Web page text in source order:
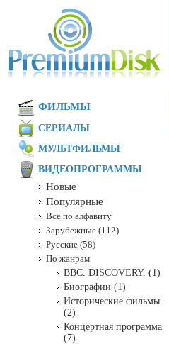
ФИЛЬМЫ
СЕРИАЛЫ
МУЛЬТФИЛЬМЫ
ВИДЕОПРОГРАММЫ
Новые
Популярные
Все по алфавиту
Зарубежные (112)
Русские (58)
По жанрам
BBC. DISCOVERY. (1)
Биографии (1)
Исторические фильмы
(2)
Концертная программа
(7)